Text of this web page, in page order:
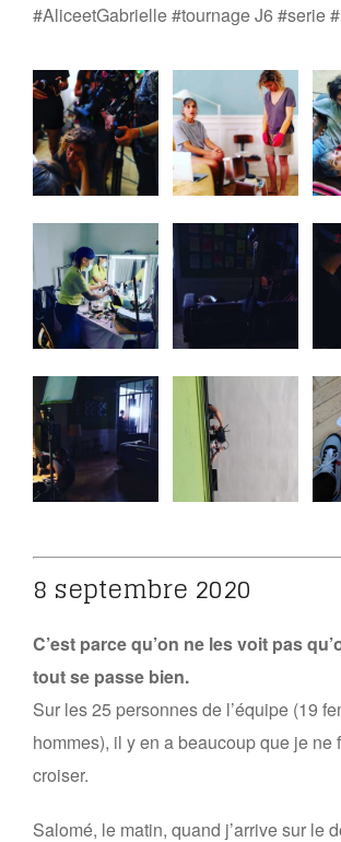
#AliceetGabrielle #tournage J6 #serie
8 septembre 2020
C’est parce qu’on ne les voit pas
tout se passe bien.
Sur les 25 personnes de l’équipe (19
hommes), il y en a beaucoup que je ne
croiser.
Salomé, le matin, quand j’arrive sur le